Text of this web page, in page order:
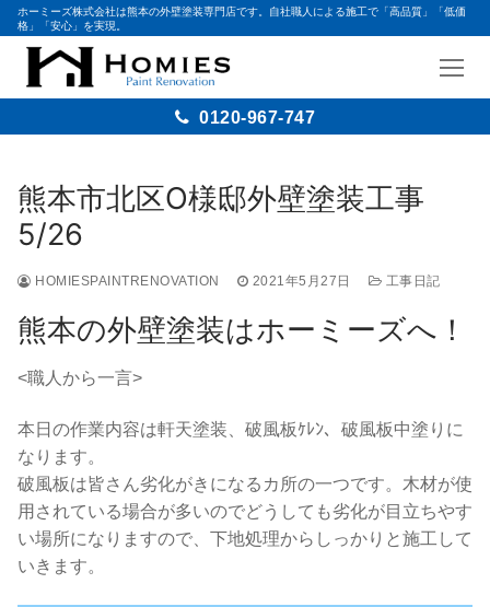
ホーミーズ株式会社は熊本の外壁塗装専門店です。自社職人による施工で「高品質」「低価
格」「安心」を実現。
0120-967-747
熊本市北区O様邸外壁塗装工事
5/26
HOMIESPAINTRENOVATION 2021年5月27日 工事日記
熊本の外壁塗装はホーミーズへ！
<職人から一言>
本日の作業内容は軒天塗装、破風板ｹﾚﾝ、破風板中塗りに
なります。
破風板は皆さん劣化がきになるカ所の一つです。木材が使
用されている場合が多いのでどうしても劣化が目立ちやす
い場所になりますので、下地処理からしっかりと施工して
いきます。